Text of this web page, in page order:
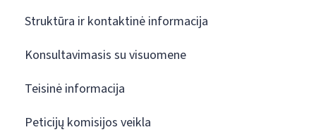
Struktūra ir kontaktinė informacija
Konsultavimasis su visuomene
Teisinė informacija
Peticijų komisijos veikla